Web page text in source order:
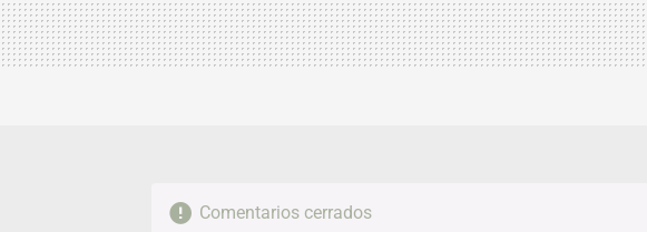
Comentarios cerrados